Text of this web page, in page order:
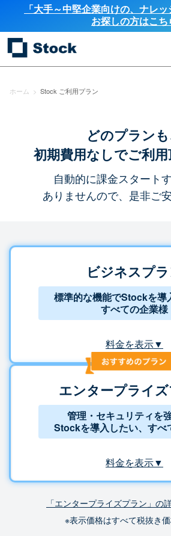
「大手～中堅企業向けの、ナレ
お探しの方はこち
ホーム > Stock ご利用プラン
どのプランも
初期費用なしでご利用
自動的に課金スタート
ありませんので、是非ご
ビジネスプ
標準的な機能でStockを導
すべての企業様
料金を表示▼
エンタープライ
管理・セキュリティを
Stockを導入したい、すべ
料金を表示▼
「エンタープライズプラン」の
※表示価格はすべて税抜き価